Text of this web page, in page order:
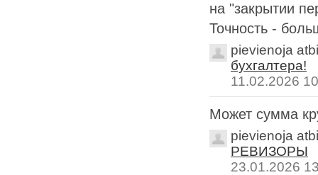
на "закрытии
Точность -
pievienoja
бухгалтера!
11.02.2026
Может сумма
pievienoja
РЕВИЗОРЫ
23.01.2026